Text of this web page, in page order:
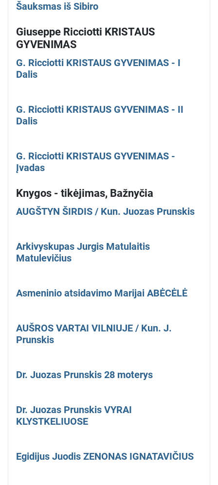
Šauksmas iš Sibiro
Giuseppe Ricciotti KRISTAUS
GYVENIMAS
G. Ricciotti KRISTAUS GYVENIMAS - I
Dalis
G. Ricciotti KRISTAUS GYVENIMAS - II
Dalis
G. Ricciotti KRISTAUS GYVENIMAS -
Įvadas
Knygos - tikėjimas, Bažnyčia
AUGŠTYN ŠIRDIS / Kun. Juozas Prunskis
Arkivyskupas Jurgis Matulaitis
Matulevičius
Asmeninio atsidavimo Marijai ABĖCĖLĖ
AUŠROS VARTAI VILNIUJE / Kun. J.
Prunskis
Dr. Juozas Prunskis 28 moterys
Dr. Juozas Prunskis VYRAI
KLYSTKELIUOSE
Egidijus Juodis ZENONAS IGNATAVIČIUS